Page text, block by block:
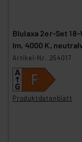
Blulaxa 2er-Set 18-
lm, 4000 K,
Artikel-Nr. 254017
Produktdatenblatt